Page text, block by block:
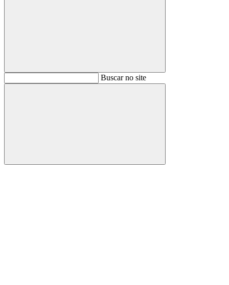
BuscarBuscar no site
Buscar